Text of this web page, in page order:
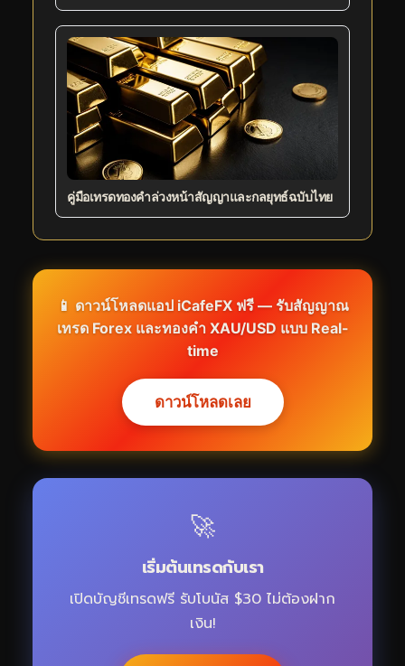
คู่มือเทรดทองคำล่วงหน้าสัญญาและกลยุทธ์ฉบับไทย
📱 ดาวน์โหลดแอป iCafeFX ฟรี — รับสัญญาณ
เทรด Forex และทองคำ XAU/USD แบบ Real-
time
ดาวน์โหลดเลย
🚀
เริ่มต้นเทรดกับเรา
เปิดบัญชีเทรดฟรี รับโบนัส $30 ไม่ต้องฝาก
เงิน!